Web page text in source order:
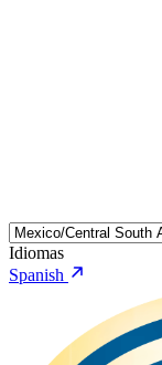
Idiomas
Spanish